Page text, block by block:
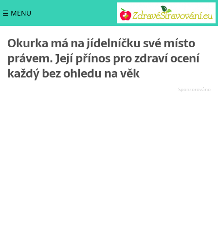
☰ MENU
Okurka má na jídelníčku své místo
právem. Její přínos pro zdraví ocení
každý bez ohledu na věk